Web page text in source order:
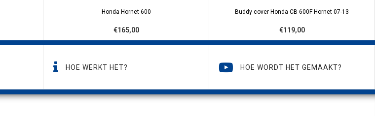
Honda Hornet 600
€165,00
Buddy cover Honda CB 600F Hornet 07-13
€119,00
HOE WERKT HET? HOE WORDT HET GEMAAKT?